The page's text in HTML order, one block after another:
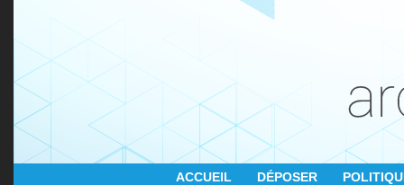
ACCUEIL DÉPOSER